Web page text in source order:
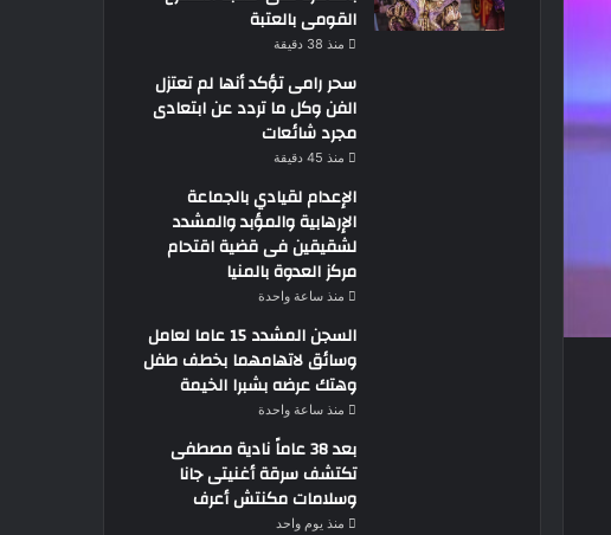
القومى بالعتبة
منذ 38 دقيقة
سحر رامى تؤكد أنها لم تعتزل
الفن وكل ما تردد عن ابتعادى
مجرد شائعات
منذ 45 دقيقة
الإعدام لقيادي بالجماعة
الإرهابية والمؤبد والمشدد
لشقيقين فى قضية اقتحام
مركز العدوة بالمنيا
منذ ساعة واحدة
السجن المشدد 15 عاما لعامل
وسائق لاتهامهما بخطف طفل
وهتك عرضه بشبرا الخيمة
منذ ساعة واحدة
بعد 38 عاماً نادية مصطفى
تكتشف سرقة أغنيتى جانا
وسلامات مكنتش أعرف
منذ يوم واحد